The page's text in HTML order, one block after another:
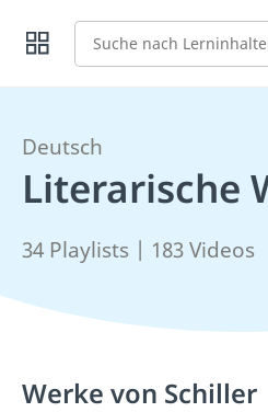
Suche
Deutsch
Literarische
34 Playlists | 183 Videos
Werke von Schiller